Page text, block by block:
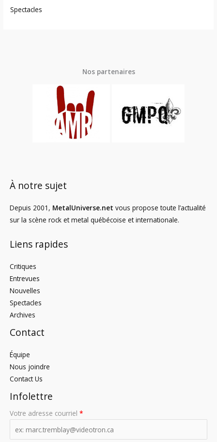
Spectacles
Nos partenaires
À notre sujet
Depuis 2001, MetalUniverse.net vous propose toute l’actualité
sur la scène rock et metal québécoise et internationale.
Liens rapides
Critiques
Entrevues
Nouvelles
Spectacles
Archives
Contact
Équipe
Nous joindre
Contact Us
Infolettre
Votre adresse courriel *